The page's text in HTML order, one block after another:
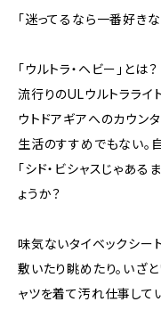
「迷ってるなら一番好き
「ウルトラ・ヘビー」とは？
流行りのULウルトラライ
ウトドアギアへのカウン
生活のすすめでもない。
「シド・ビシャスじゃある
ょうか？
味気ないタイベックシー
敷いたり眺めたり。いざ
ャツを着て汚れ仕事して